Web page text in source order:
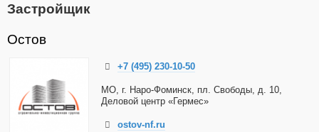
Застройщик
Остов
+7 (495) 230-10-50
МО, г. Наро-Фоминск, пл. Свободы, д. 10,
Деловой центр «Гермес»
ostov-nf.ru